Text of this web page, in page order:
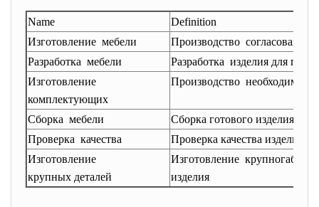
Name
Definition
Изготовление мебели
Производство
Разработка мебели
Разработка изделия для
Изготовление
комплектующих
Производство необходимых
Сборка мебели
Сборка готового изделия из
Проверка качества
Проверка качества изделия
Изготовление
крупных деталей
Изготовление
изделия